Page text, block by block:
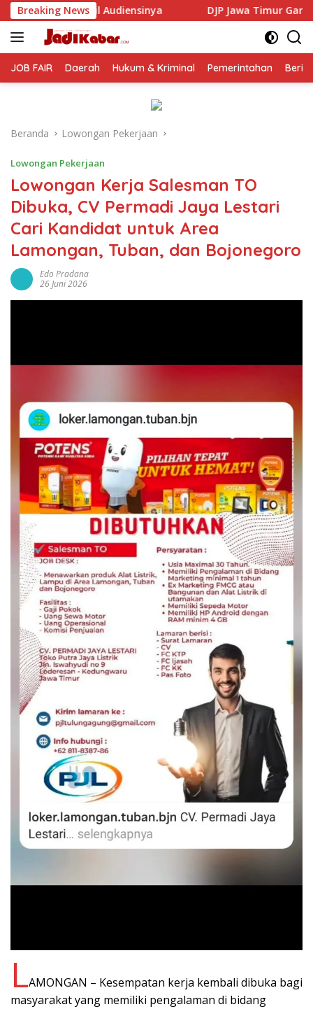
Langsung
ke
konten
Breaking NewsDJP Jawa Timur Gandeng GP Ansor Tingkatkan
JOB FAIR Daerah Hukum & Kriminal Pemerintahan
Beranda Lowongan Pekerjaan
Lowongan Pekerjaan
Lowongan Kerja Salesman TO
Dibuka, CV Permadi Jaya Lestari
Cari Kandidat untuk Area
Lamongan, Tuban, dan Bojonegoro
Edo Pradana
26 Juni 2026
LAMONGAN – Kesempatan kerja kembali dibuka bagi
masyarakat yang memiliki pengalaman di bidang